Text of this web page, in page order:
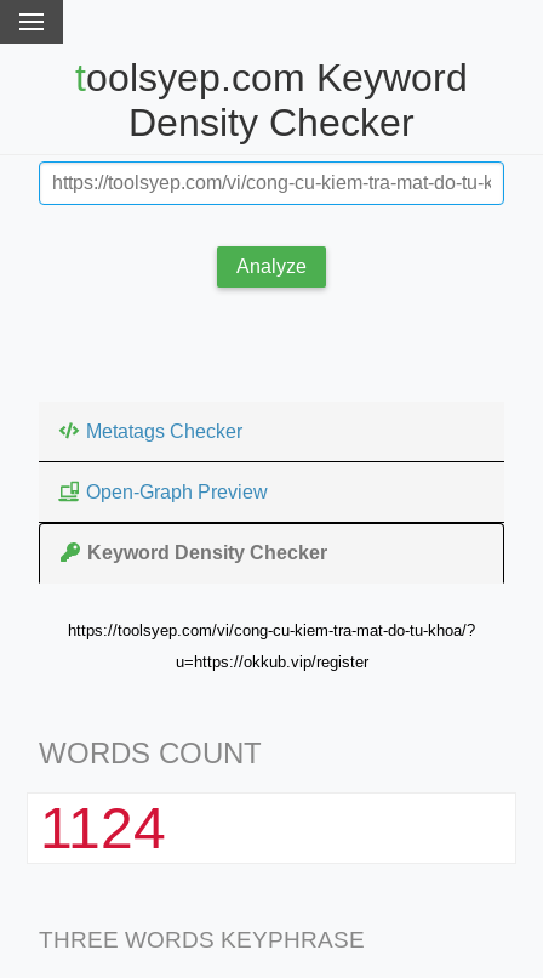
toolsyep.com Keyword
Density Checker
Analyze
Metatags Checker
Open-Graph Preview
Keyword Density Checker
https://toolsyep.com/vi/cong-cu-kiem-tra-mat-do-tu-khoa/?
u=https://okkub.vip/register
WORDS COUNT
1124
THREE WORDS KEYPHRASE